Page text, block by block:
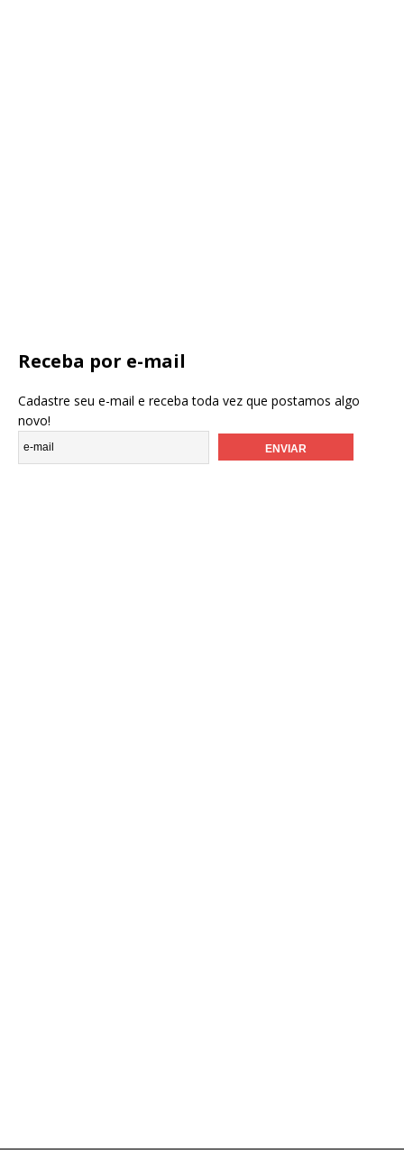
Receba por e-mail
Cadastre seu e-mail e receba toda vez que postamos algo
novo!